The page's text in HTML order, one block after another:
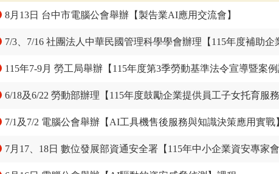
8月13日 台中市電腦公會舉辦【製告業AI應用交流會】
7/3、7/16 社團法人中華民國管理科學學會辦理【115年度補助企
115年7-9月 勞工局舉辦【115年度第3季勞動基準法令宣導暨案例
6/18及6/22 勞動部辦理【115年度鼓勵企業提供員工子女托育服
7/1及7/2 電腦公會舉辦【AI工具機售後服務與知識決策應用實戰
7月17、18日 數位發展部資通安全署【115年中小企業資安專家會談諮詢服務】及【115年